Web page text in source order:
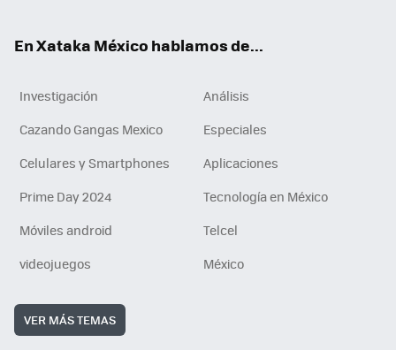
En Xataka México hablamos de...
Investigación
Análisis
Cazando Gangas Mexico
Especiales
Celulares y Smartphones
Aplicaciones
Prime Day 2024
Tecnología en México
Móviles android
Telcel
videojuegos
México
VER MÁS TEMAS